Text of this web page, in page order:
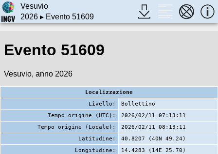
Vesuvio
2026▸ Evento 51609
Evento 51609
Vesuvio, anno 2026
Localizzazione
Livello:
Bollettino
Tempo origine (UTC):
2026/02/11 07:13:11
Tempo origine (Locale):
2026/02/11 08:13:11
Latitudine:
40.8207 (40N 49.24)
Longitudine:
14.4283 (14E 25.70)